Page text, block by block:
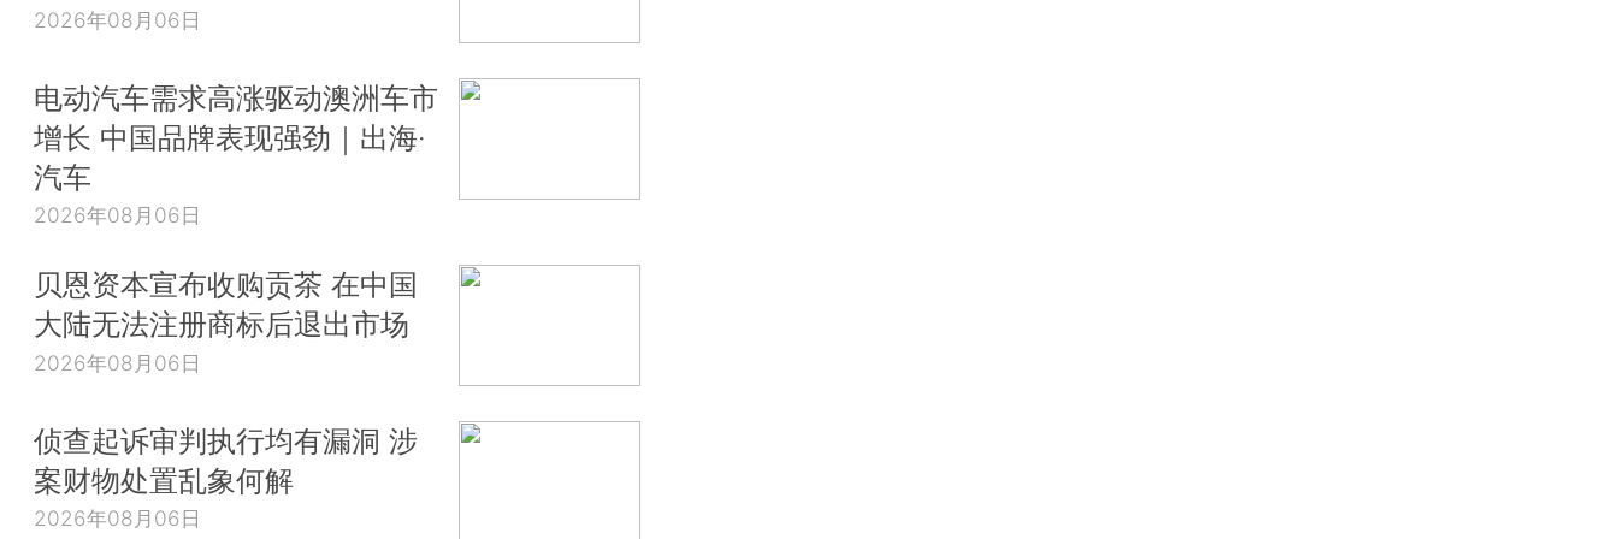
2026年08月06日
电动汽车需求高涨驱动澳洲车市
增长 中国品牌表现强劲｜出海·
汽车
2026年08月06日
贝恩资本宣布收购贡茶 在中国
大陆无法注册商标后退出市场
2026年08月06日
侦查起诉审判执行均有漏洞 涉
案财物处置乱象何解
2026年08月06日